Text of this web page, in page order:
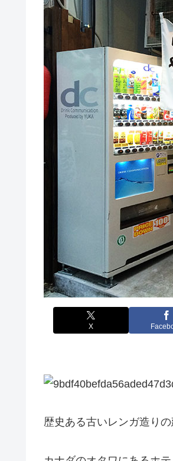
X
歴史ある古いレンガ造り